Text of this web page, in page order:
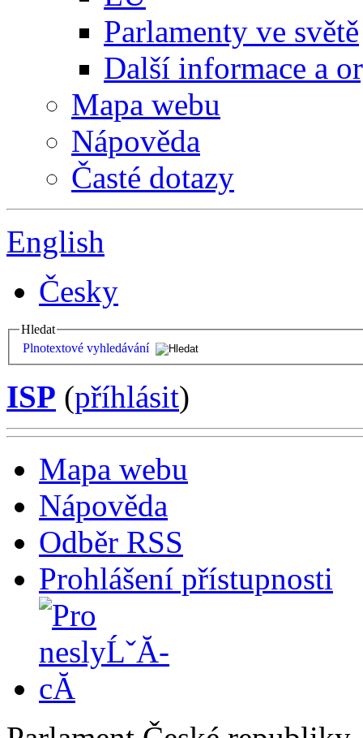
Parlamenty ve světě
Další informace a
Mapa webu
Nápověda
Časté dotazy
English
Česky
Hledat
Plnotextové vyhledávání
ISP (příhlásit)
Mapa webu
Nápověda
Odběr RSS
Prohlášení přístupnosti